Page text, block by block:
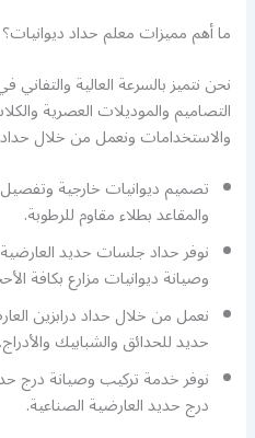
ما أهم مميزات معلم حداد ديوانيات؟
نحن نتميز بالسرعة العالية
التصاميم والموديلات العصرية
والاستخدامات ونعمل من خلال
تصميم ديوانيات خارجية
والمقاعد بطلاء مقاوم للرطوبة.
نوفر حداد جلسات حديد
وصيانة ديوانيات مزارع بكافة
نعمل من خلال حداد درابزين
حديد للحدائق والشبابيك والأدراج.
نوفر خدمة تركيب وصيانة درج
درج حديد العارضية الصناعية.